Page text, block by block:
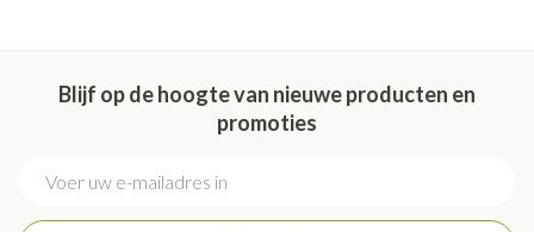
Blijf op de hoogte van nieuwe producten en
promoties